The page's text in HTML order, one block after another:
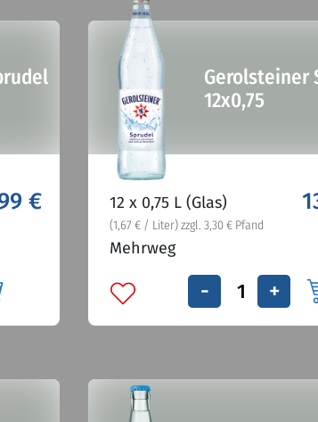
€
Gerolsteiner
12x0,75
12 x 0,75 L (Glas)
(1,67 € / Liter) zzgl. 3,30 € Pfand
Mehrweg
- +